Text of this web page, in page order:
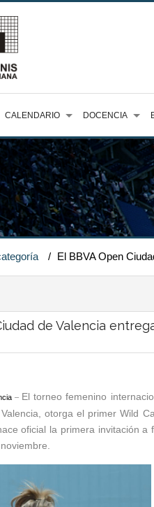
CALENDARIO DOCENCIA
/ El BBVA Open
de Valencia
– El torneo femenino
otorga el primer Wild
oficial la primera invitación